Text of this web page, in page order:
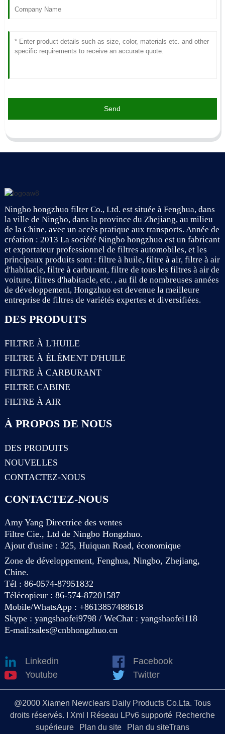
Send
Ningbo hongzhuo filter Co., Ltd. est située à Fenghua, dans
la ville de Ningbo, dans la province du Zhejiang, au milieu
de la Chine, avec un accès pratique aux transports. Année de
création : 2013 La société Ningbo hongzhuo est un fabricant
et exportateur professionnel de filtres automobiles, et les
principaux produits sont : filtre à huile, filtre à air, filtre à air
d'habitacle, filtre à carburant, filtre de tous les filtres à air de
voiture, filtres d'habitacle, etc. , au fil de nombreuses années
de développement, Hongzhuo est devenue la meilleure
entreprise de filtres de variétés expertes et diversifiées.
DES PRODUITS
FILTRE À L'HUILE
FILTRE À ÉLÉMENT D'HUILE
FILTRE À CARBURANT
FILTRE CABINE
FILTRE À AIR
À PROPOS DE NOUS
DES PRODUITS
NOUVELLES
CONTACTEZ-NOUS
CONTACTEZ-NOUS
Amy Yang Directrice des ventes
Filtre Cie., Ltd de Ningbo Hongzhuo.
Ajout d'usine : 325, Huiquan Road, économique
Zone de développement, Fenghua, Ningbo, Zhejiang,
Chine.
Tél : 86-0574-87951832
Télécopieur : 86-574-87201587
Mobile/WhatsApp : +8613857488618
Skype : yangshaofei9798 / WeChat : yangshaofei118
E-mail:sales@cnbhongzhuo.cn
Linkedin
Facebook
Youtube
Twitter
@2000 Xiamen Newclears Daily Products Co.Lta. Tous
droits réservés. I Xml I Réseau LPv6 supporté Recherche
supérieure
Plan du site Plan du siteTrans